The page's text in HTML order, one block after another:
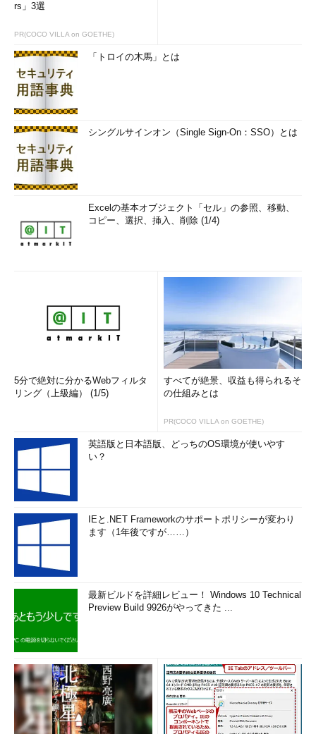
rs」3選
PR(COCO VILLA on GOETHE)
「トロイの木馬」とは
シングルサインオン（Single Sign-On：SSO）とは
Excelの基本オブジェクト「セル」の参照、移動、
コピー、選択、挿入、削除 (1/4)
5分で絶対に分かるWebフィルタ
リング（上級編） (1/5)
すべてが絶景、収益も得られるそ
の仕組みとは
PR(COCO VILLA on GOETHE)
英語版と日本語版、どっちのOS環境が使いやす
い？
IEと.NET Frameworkのサポートポリシーが変わり
ます（1年後ですが……）
最新ビルドを詳細レビュー！ Windows 10 Technical
Preview Build 9926がやってきた ...